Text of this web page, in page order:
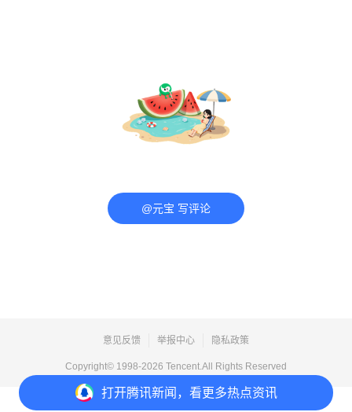
打开腾讯新闻，看更多热点资讯
@元宝 写评论
意见反馈 举报中心 隐私政策
Copyright© 1998-2026 Tencent.All Rights Reserved